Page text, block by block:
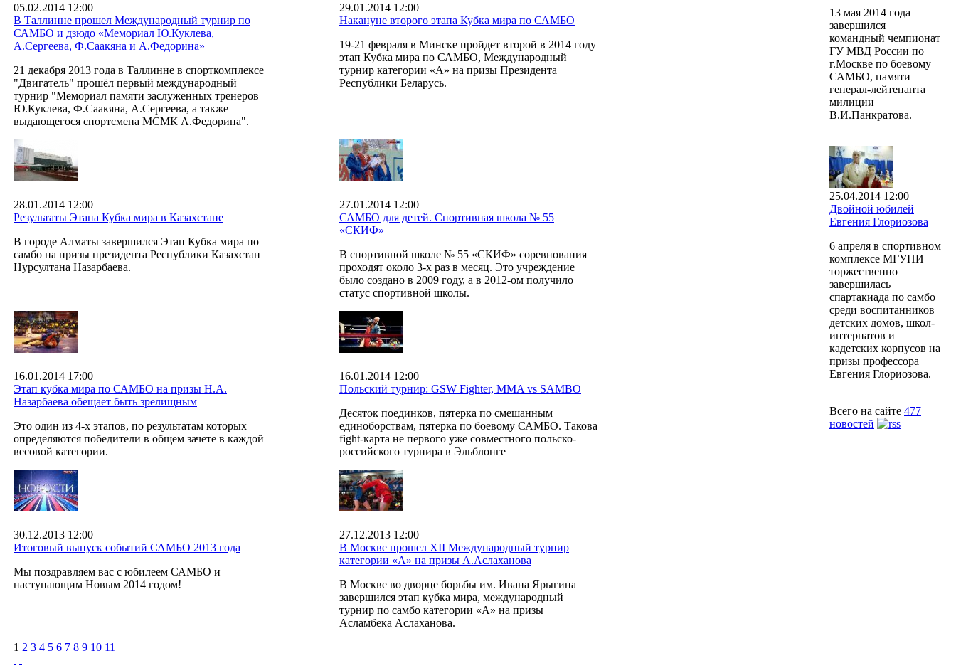
05.02.2014 12:00
В Таллинне прошел Международный турнир по
САМБО и дзюдо «Мемориал Ю.Куклева,
А.Сергеева, Ф.Саакяна и А.Федорина»
21 декабря 2013 года в Таллинне в спорткомплексе
"Двигатель" прошёл первый международный
турнир "Мемориал памяти заслуженных тренеров
Ю.Куклева, Ф.Саакяна, А.Сергеева, а также
выдающегося спортсмена МСМК А.Федорина".
29.01.2014 12:00
Накануне второго этапа Кубка мира по САМБО
19-21 февраля в Минске пройдет второй в 2014 году
этап Кубка мира по САМБО, Международный
турнир категории «А» на призы Президента
Республики Беларусь.
28.01.2014 12:00
Результаты Этапа Кубка мира в Казахстане
В городе Алматы завершился Этап Кубка мира по
самбо на призы президента Республики Казахстан
Нурсултана Назарбаева.
27.01.2014 12:00
САМБО для детей. Спортивная школа № 55
«СКИФ»
В спортивной школе № 55 «СКИФ» соревнования
проходят около 3-х раз в месяц. Это учреждение
было создано в 2009 году, а в 2012-ом получило
статус спортивной школы.
16.01.2014 17:00
Этап кубка мира по САМБО на призы Н.А.
Назарбаева обещает быть зрелищным
Это один из 4-х этапов, по результатам которых
определяются победители в общем зачете в каждой
весовой категории.
16.01.2014 12:00
Польский турнир: GSW Fighter, MMA vs SAMBO
Десяток поединков, пятерка по смешанным
единоборствам, пятерка по боевому САМБО. Такова
fight-карта не первого уже совместного польско-
российского турнира в Эльблонге
30.12.2013 12:00
Итоговый выпуск событий САМБО 2013 года
Мы поздравляем вас с юбилеем САМБО и
наступающим Новым 2014 годом!
27.12.2013 12:00
В Москве прошел XII Международный турнир
категории «А» на призы А.Аслаханова
В Москве во дворце борьбы им. Ивана Ярыгина
завершился этап кубка мира, международный
турнир по самбо категории «А» на призы
Асламбека Аслаханова.
1 2 3 4 5 6 7 8 9 10 11
13 мая 2014 года
завершился
командный чемпионат
ГУ МВД России по
г.Москве по боевому
САМБО, памяти
генерал-лейтенанта
милиции
В.И.Панкратова.
25.04.2014 12:00
Двойной юбилей
Евгения Глориозова
6 апреля в спортивном
комплексе МГУПИ
торжественно
завершилась
спартакиада по самбо
среди воспитанников
детских домов, школ-
интернатов и
кадетских корпусов на
призы профессора
Евгения Глориозова.
Всего на сайте 477
новостей